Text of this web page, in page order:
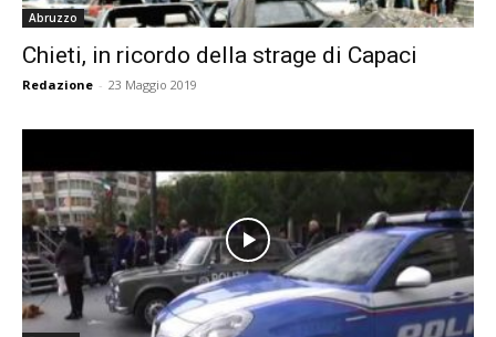
Abruzzo
Chieti, in ricordo della strage di Capaci
Redazione - 23 Maggio 2019